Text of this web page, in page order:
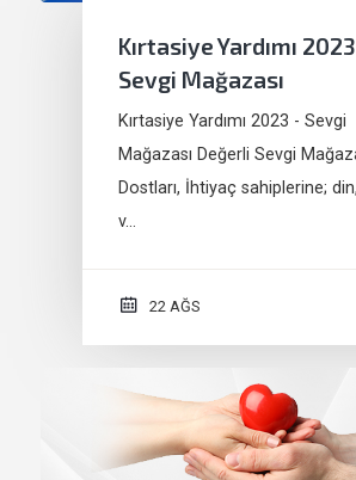
Kırtasiye Yardımı
Sevgi Mağazası
Kırtasiye Yardımı 2023 - Sevgi
Mağazası Değerli Sevgi
Dostları, İhtiyaç sahiplerine;
v…
22 AĞS